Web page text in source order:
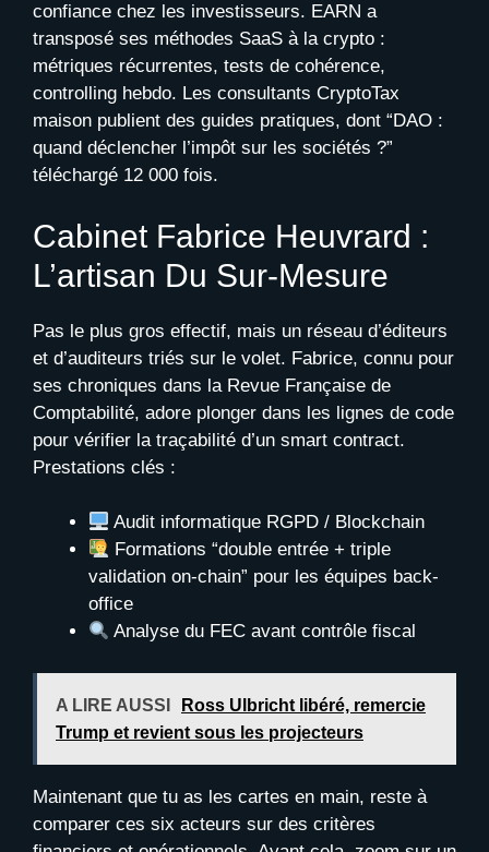
confiance chez les investisseurs. EARN a
transposé ses méthodes SaaS à la crypto :
métriques récurrentes, tests de cohérence,
controlling hebdo. Les consultants CryptoTax
maison publient des guides pratiques, dont “DAO :
quand déclencher l’impôt sur les sociétés ?”
téléchargé 12 000 fois.
Cabinet Fabrice Heuvrard :
L’artisan Du Sur-Mesure
Pas le plus gros effectif, mais un réseau d’éditeurs
et d’auditeurs triés sur le volet. Fabrice, connu pour
ses chroniques dans la Revue Française de
Comptabilité, adore plonger dans les lignes de code
pour vérifier la traçabilité d’un smart contract.
Prestations clés :
Audit informatique RGPD / Blockchain
Formations “double entrée + triple
validation on-chain” pour les équipes back-
office
Analyse du FEC avant contrôle fiscal
A LIRE AUSSI
Ross Ulbricht libéré, remercie
Trump et revient sous les projecteurs
Maintenant que tu as les cartes en main, reste à
comparer ces six acteurs sur des critères